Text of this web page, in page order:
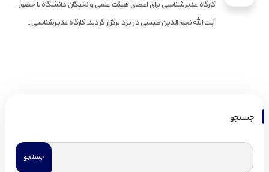
کارگاه غدیرشناسی برای اعضای هیئت علمی و نخبگان دانشگاه با حضور
آیت الله نجم الدین طبسی در یزد برگزار گردید. کارگاه غدیرشناسی...
جستجو